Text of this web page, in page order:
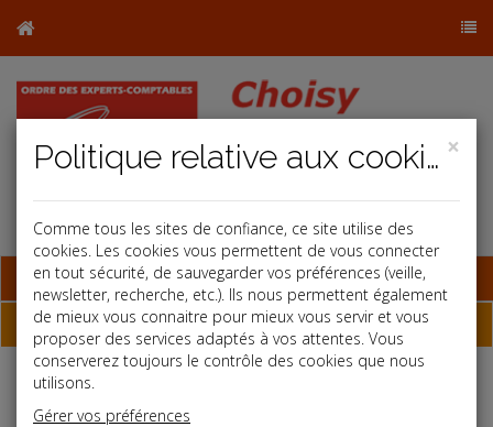
Base documentaire
Dépêches
Liste des dernières dépêches
×
Politique relative aux cookies
Comme tous les sites de confiance, ce site utilise des
cookies. Les cookies vous permettent de vous connecter
en tout sécurité, de sauvegarder vos préférences (veille,
newsletter, recherche, etc.). Ils nous permettent également
de mieux vous connaitre pour mieux vous servir et vous
proposer des services adaptés à vos attentes. Vous
conserverez toujours le contrôle des cookies que nous
utilisons.
Gérer vos préférences